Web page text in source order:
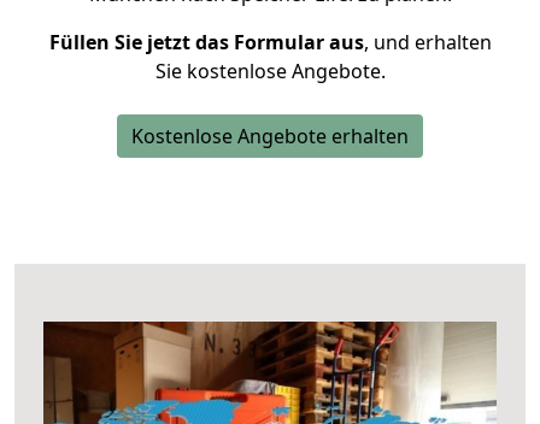
Füllen Sie jetzt das Formular aus, und erhalten
Sie kostenlose Angebote.
Kostenlose Angebote erhalten